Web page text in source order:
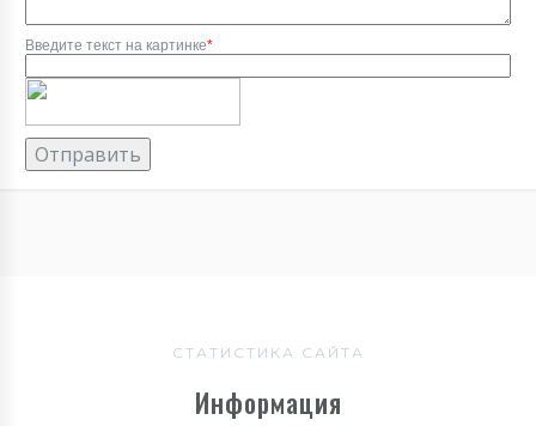
Введите текст на картинке*
СТАТИСТИКА САЙТА
Информация